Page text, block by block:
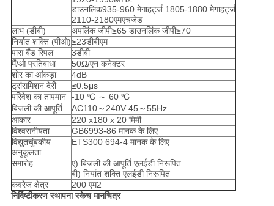
डाउनलिंक935-960 मेगाहर्ट्ज 1805-1880 मेगाहर्ट्ज
2110-2180एमएचजेड
लाभ (डीबी)
अपलिंक जीपी≥65 डाउनलिंक जीपी≥70
निर्यात शक्ति (पीओ)≥23डीबीएम
पास बैंड रिपल
3डीबी
मैं/ओ प्रतिबाधा
50Ω/एन कनेक्टर
शोर का आंकड़ा
4dB
ट्रांसमिशन देरी
≤0.5μs
परिवेश का तापमान -10 ℃ ～ 60 ℃
बिजली की आपूर्ति
AC110～240V 45～55Hz
आकार
220 x180 x 20 मिमी
विश्वसनीयता
GB6993-86 मानक के लिए
विद्युतचुंबकीय
अनुकूलता
ETS300 694-4 मानक के लिए
समारोह
ए) बिजली की आपूर्ति एलईडी निरूपित
बी) निर्यात शक्ति एलईडी निरूपित
कवरेज क्षेत्र
200 एम2
निर्दिष्टीकरण स्थापना स्केच मानचित्र